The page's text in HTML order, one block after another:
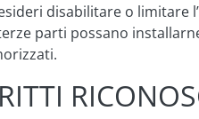
disabilitare o limitare
parti possano